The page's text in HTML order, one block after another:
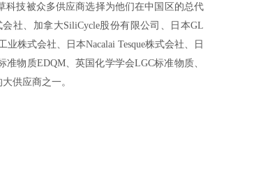
技被众多供应商选择为他们在中国区的总代
会社、加拿大SiliCycle股份有限公司、日本GL
株式会社、日本Nacalai Tesque株式会社、日
物质EDQM、英国化学学会LGC标准物质、
供应商之一。